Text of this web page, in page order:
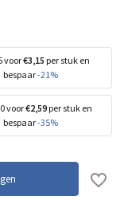
voor€3,15 per stuk en
bespaar-21%
voor€2,59 per stuk en
bespaar-35%